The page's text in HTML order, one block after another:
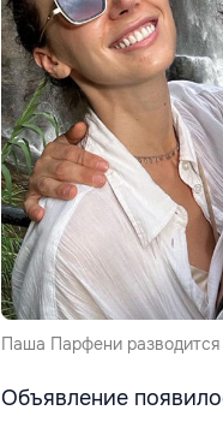
Паша Парфени
Объявление